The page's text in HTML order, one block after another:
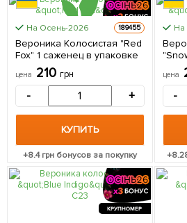
На Осень-2026 189455
Вероника Колосистая "Red
Fox" 1 саженец в упаковке
цена 210 грн
- +
КУПИТЬ
+8.4грн бонусов за покупку
На
"Snow
цена
-
+
КРУПНОМЕР